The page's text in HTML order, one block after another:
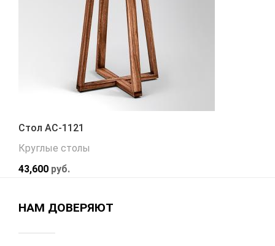
Стол АС-1121
Круглые столы
43,600 руб.
НАМ ДОВЕРЯЮТ